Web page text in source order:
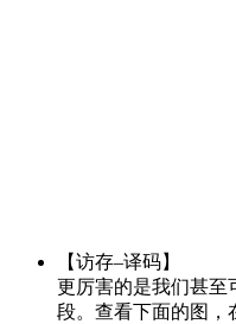
【访存–译码】
更厉害的是我们甚至
段。查看下面的图，